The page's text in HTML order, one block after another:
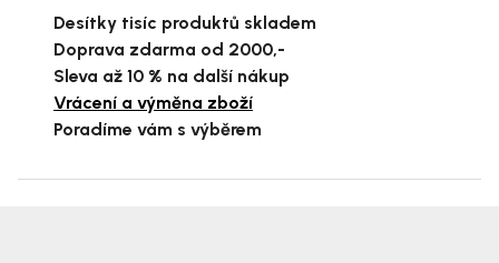
Desítky tisíc produktů skladem
Doprava zdarma od 2000,-
Sleva až 10 % na další nákup
Vrácení a výměna zboží
Poradíme vám s výběrem